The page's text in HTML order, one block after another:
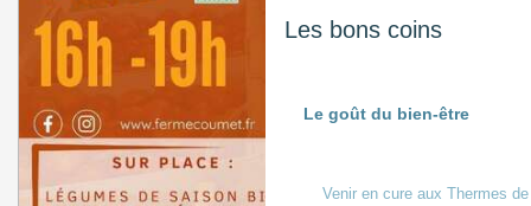
Les bons coins
Le goût du bien-être
Venir en cure aux Thermes